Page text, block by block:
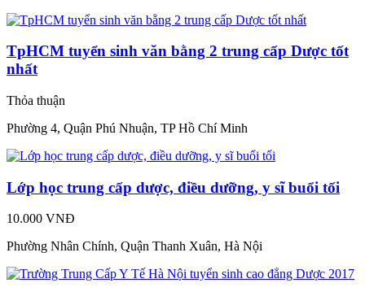
TpHCM tuyển sinh văn bằng 2 trung cấp Dược tốt
nhất
Thỏa thuận
Phường 4, Quận Phú Nhuận, TP Hồ Chí Minh
Lớp học trung cấp dược, điều dưỡng, y sĩ buổi tối
10.000 VNĐ
Phường Nhân Chính, Quận Thanh Xuân, Hà Nội